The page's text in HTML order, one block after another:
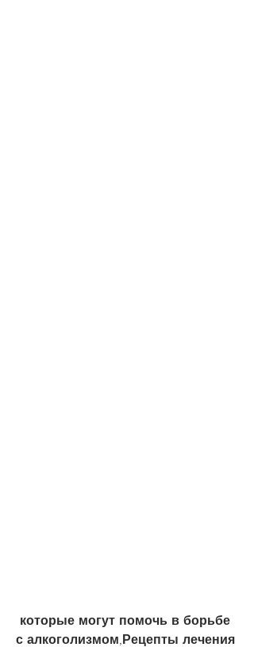
с алкоголизмом,Рецепты лечения